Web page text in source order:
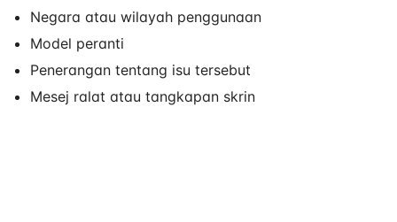
Negara atau wilayah penggunaan
Model peranti
Penerangan tentang isu tersebut
Mesej ralat atau tangkapan skrin